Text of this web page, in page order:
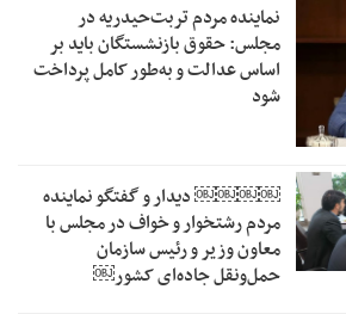
نماینده مردم تربت‌حیدریه در
مجلس: حقوق بازنشستگان باید بر
اساس عدالت و به‌طور کامل پرداخت
شود
￼￼￼￼‏ دیدار و گفتگو نماینده
مردم رشتخوار و خواف در مجلس با
معاون وزیر و رئیس سازمان
حمل‌ونقل جاده‌ای کشور￼